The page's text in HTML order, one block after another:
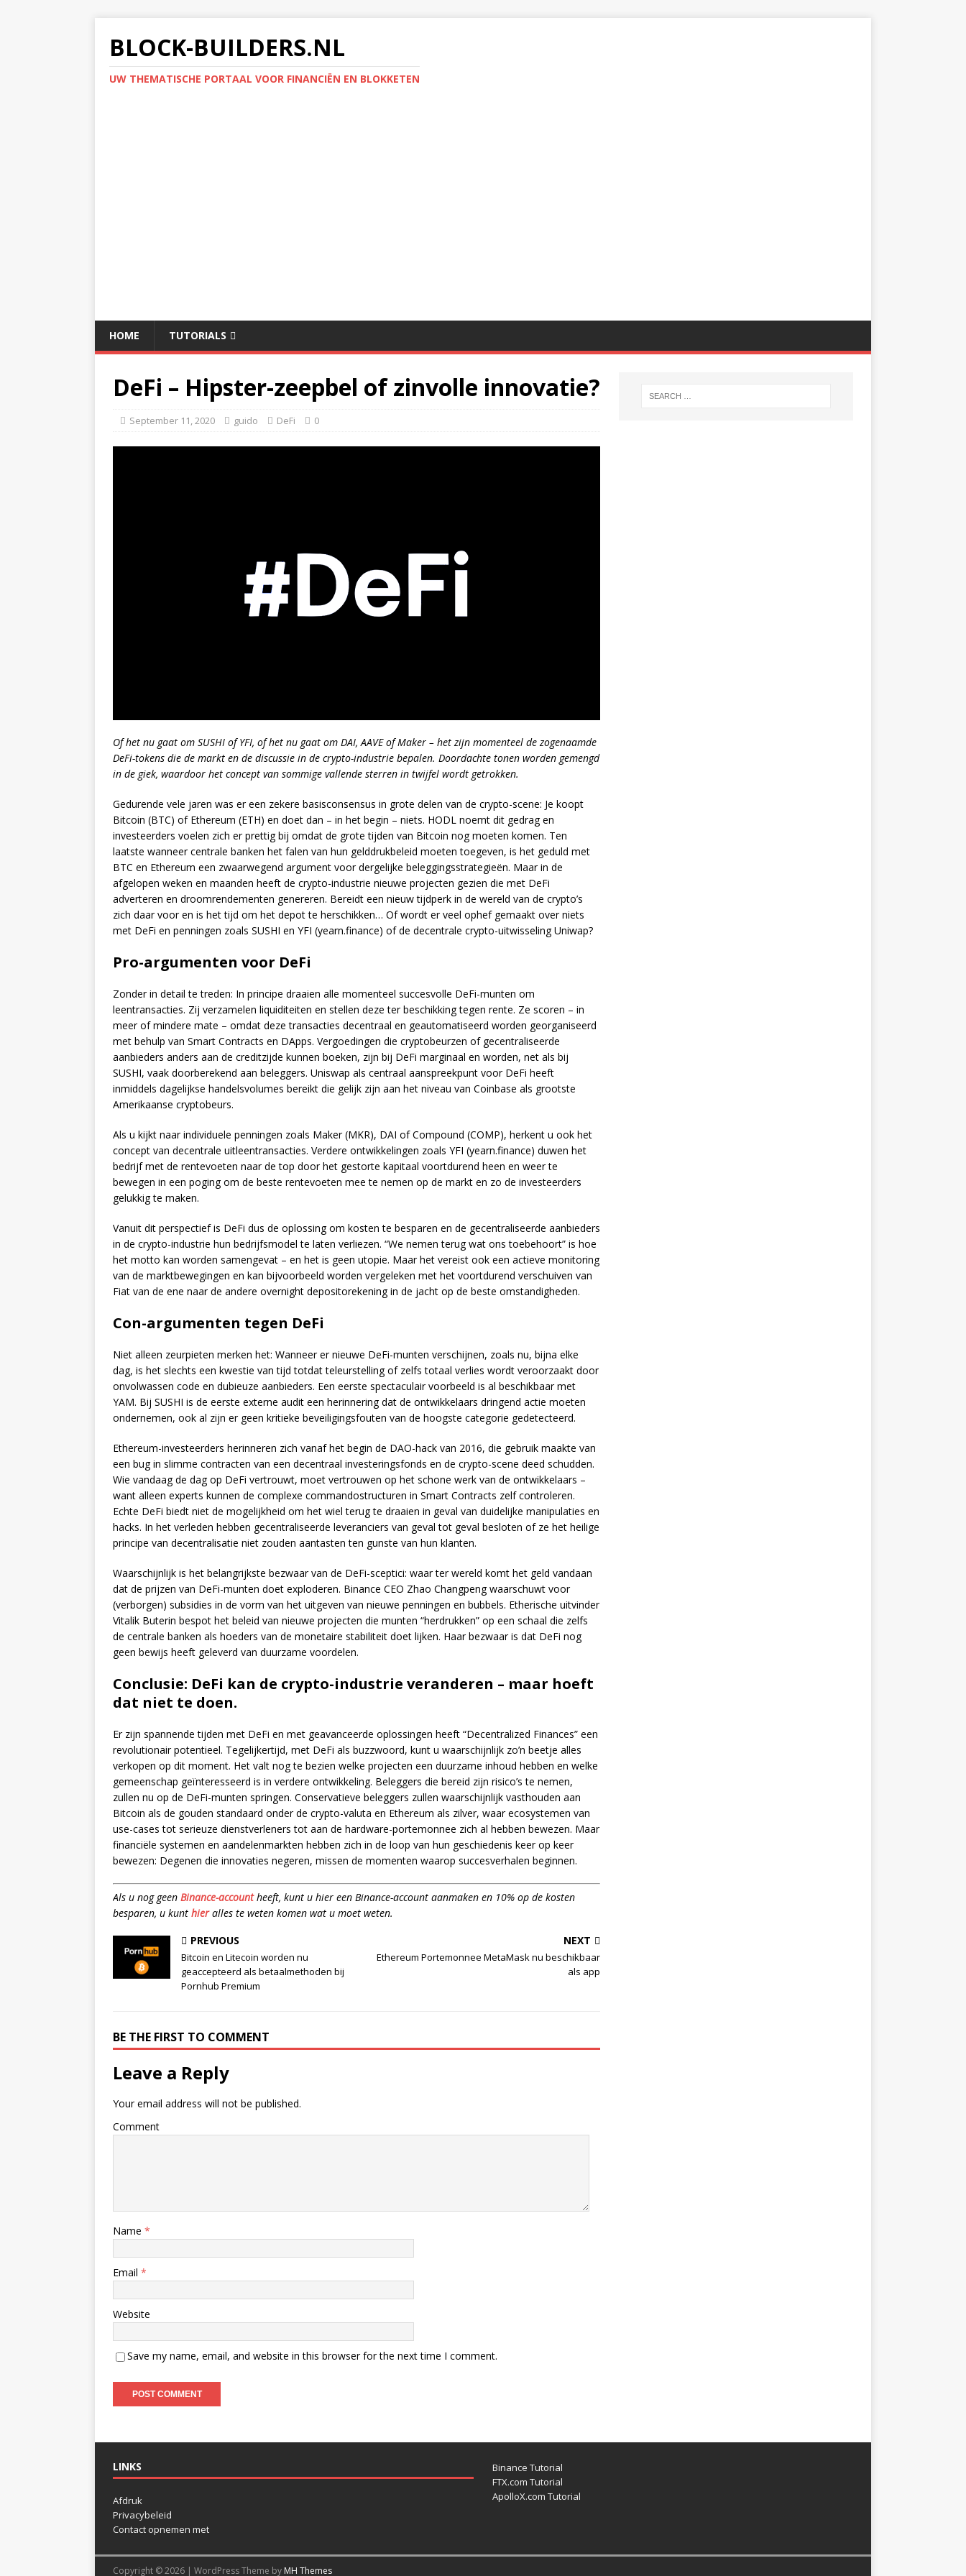
BLOCK-BUILDERS.NL
UW THEMATISCHE PORTAAL VOOR FINANCIËN EN BLOKKETEN
HOME TUTORIALS
DeFi – Hipster-zeepbel of zinvolle innovatie?
September 11, 2020 guido DeFi 0
Of het nu gaat om SUSHI of YFI, of het nu gaat om DAI, AAVE of Maker – het zijn momenteel de zogenaamde
DeFi-tokens die de markt en de discussie in de crypto-industrie bepalen. Doordachte tonen worden gemengd
in de giek, waardoor het concept van sommige vallende sterren in twijfel wordt getrokken.
Gedurende vele jaren was er een zekere basisconsensus in grote delen van de crypto-scene: Je koopt
Bitcoin (BTC) of Ethereum (ETH) en doet dan – in het begin – niets. HODL noemt dit gedrag en
investeerders voelen zich er prettig bij omdat de grote tijden van Bitcoin nog moeten komen. Ten
laatste wanneer centrale banken het falen van hun gelddrukbeleid moeten toegeven, is het geduld met
BTC en Ethereum een zwaarwegend argument voor dergelijke beleggingsstrategieën. Maar in de
afgelopen weken en maanden heeft de crypto-industrie nieuwe projecten gezien die met DeFi
adverteren en droomrendementen genereren. Bereidt een nieuw tijdperk in de wereld van de crypto’s
zich daar voor en is het tijd om het depot te herschikken… Of wordt er veel ophef gemaakt over niets
met DeFi en penningen zoals SUSHI en YFI (yearn.finance) of de decentrale crypto-uitwisseling Uniwap?
Pro-argumenten voor DeFi
Zonder in detail te treden: In principe draaien alle momenteel succesvolle DeFi-munten om
leentransacties. Zij verzamelen liquiditeiten en stellen deze ter beschikking tegen rente. Ze scoren – in
meer of mindere mate – omdat deze transacties decentraal en geautomatiseerd worden georganiseerd
met behulp van Smart Contracts en DApps. Vergoedingen die cryptobeurzen of gecentraliseerde
aanbieders anders aan de creditzijde kunnen boeken, zijn bij DeFi marginaal en worden, net als bij
SUSHI, vaak doorberekend aan beleggers. Uniswap als centraal aanspreekpunt voor DeFi heeft
inmiddels dagelijkse handelsvolumes bereikt die gelijk zijn aan het niveau van Coinbase als grootste
Amerikaanse cryptobeurs.
Als u kijkt naar individuele penningen zoals Maker (MKR), DAI of Compound (COMP), herkent u ook het
concept van decentrale uitleentransacties. Verdere ontwikkelingen zoals YFI (yearn.finance) duwen het
bedrijf met de rentevoeten naar de top door het gestorte kapitaal voortdurend heen en weer te
bewegen in een poging om de beste rentevoeten mee te nemen op de markt en zo de investeerders
gelukkig te maken.
Vanuit dit perspectief is DeFi dus de oplossing om kosten te besparen en de gecentraliseerde aanbieders
in de crypto-industrie hun bedrijfsmodel te laten verliezen. “We nemen terug wat ons toebehoort” is hoe
het motto kan worden samengevat – en het is geen utopie. Maar het vereist ook een actieve monitoring
van de marktbewegingen en kan bijvoorbeeld worden vergeleken met het voortdurend verschuiven van
Fiat van de ene naar de andere overnight depositorekening in de jacht op de beste omstandigheden.
Con-argumenten tegen DeFi
Niet alleen zeurpieten merken het: Wanneer er nieuwe DeFi-munten verschijnen, zoals nu, bijna elke
dag, is het slechts een kwestie van tijd totdat teleurstelling of zelfs totaal verlies wordt veroorzaakt door
onvolwassen code en dubieuze aanbieders. Een eerste spectaculair voorbeeld is al beschikbaar met
YAM. Bij SUSHI is de eerste externe audit een herinnering dat de ontwikkelaars dringend actie moeten
ondernemen, ook al zijn er geen kritieke beveiligingsfouten van de hoogste categorie gedetecteerd.
Ethereum-investeerders herinneren zich vanaf het begin de DAO-hack van 2016, die gebruik maakte van
een bug in slimme contracten van een decentraal investeringsfonds en de crypto-scene deed schudden.
Wie vandaag de dag op DeFi vertrouwt, moet vertrouwen op het schone werk van de ontwikkelaars –
want alleen experts kunnen de complexe commandostructuren in Smart Contracts zelf controleren.
Echte DeFi biedt niet de mogelijkheid om het wiel terug te draaien in geval van duidelijke manipulaties en
hacks. In het verleden hebben gecentraliseerde leveranciers van geval tot geval besloten of ze het heilige
principe van decentralisatie niet zouden aantasten ten gunste van hun klanten.
Waarschijnlijk is het belangrijkste bezwaar van de DeFi-sceptici: waar ter wereld komt het geld vandaan
dat de prijzen van DeFi-munten doet exploderen. Binance CEO Zhao Changpeng waarschuwt voor
(verborgen) subsidies in de vorm van het uitgeven van nieuwe penningen en bubbels. Etherische uitvinder
Vitalik Buterin bespot het beleid van nieuwe projecten die munten “herdrukken” op een schaal die zelfs
de centrale banken als hoeders van de monetaire stabiliteit doet lijken. Haar bezwaar is dat DeFi nog
geen bewijs heeft geleverd van duurzame voordelen.
Conclusie: DeFi kan de crypto-industrie veranderen – maar hoeft
dat niet te doen.
Er zijn spannende tijden met DeFi en met geavanceerde oplossingen heeft “Decentralized Finances” een
revolutionair potentieel. Tegelijkertijd, met DeFi als buzzwoord, kunt u waarschijnlijk zo’n beetje alles
verkopen op dit moment. Het valt nog te bezien welke projecten een duurzame inhoud hebben en welke
gemeenschap geïnteresseerd is in verdere ontwikkeling. Beleggers die bereid zijn risico’s te nemen,
zullen nu op de DeFi-munten springen. Conservatieve beleggers zullen waarschijnlijk vasthouden aan
Bitcoin als de gouden standaard onder de crypto-valuta en Ethereum als zilver, waar ecosystemen van
use-cases tot serieuze dienstverleners tot aan de hardware-portemonnee zich al hebben bewezen. Maar
financiële systemen en aandelenmarkten hebben zich in de loop van hun geschiedenis keer op keer
bewezen: Degenen die innovaties negeren, missen de momenten waarop succesverhalen beginnen.
Als u nog geen Binance-accountheeft, kunt u hier een Binance-account aanmaken en 10% op de kosten
besparen, u kunt hieralles te weten komen wat u moet weten.
PREVIOUS
Bitcoin en Litecoin worden nu
geaccepteerd als betaalmethoden bij
Pornhub Premium
NEXT
Ethereum Portemonnee MetaMask nu beschikbaar
als app
BE THE FIRST TO COMMENT
Leave a Reply
Your email address will not be published.
Comment
Name *
Email *
Website
Save my name, email, and website in this browser for the next time I comment.
LINKS
Afdruk
Privacybeleid
Contact opnemen met
Binance Tutorial
FTX.com Tutorial
ApolloX.com Tutorial
Copyright © 2026 | WordPress Theme by MH Themes